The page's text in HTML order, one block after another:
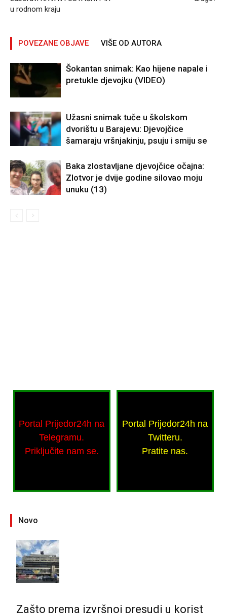
u rodnom kraju
POVEZANE OBJAVE VIŠE OD AUTORA
Šokantan snimak: Kao hijene napale i
pretukle djevojku (VIDEO)
Užasni snimak tuče u školskom
dvorištu u Barajevu: Djevojčice
šamaraju vršnjakinju, psuju i smiju se
Baka zlostavljane djevojčice očajna:
Zlotvor je dvije godine silovao moju
unuku (13)
Portal Prijedor24h na
Telegramu.
Priključite nam se.
Portal Prijedor24h na
Twitteru.
Pratite nas.
Novo
Zašto prema izvršnoj presudi u korist